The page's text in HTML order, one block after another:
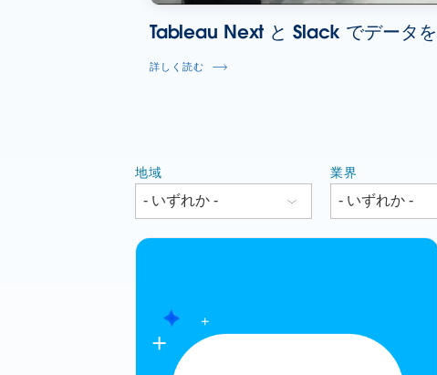
Tableau Next と Slack でデータ
詳しく読む
地域 業界